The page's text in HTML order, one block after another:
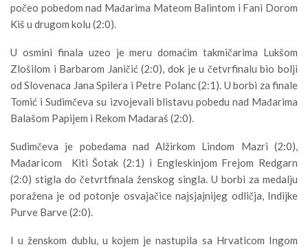
počeo pobedom nad Mađarima Mateom Balintom i Fani Dorom
Kiš u drugom kolu (2:0).
U osmini finala uzeo je meru domaćim takmičarima Lukšom
Zlošilom i Barbarom Janičić (2:0), dok je u četvrfinalu bio bolji
od Slovenaca Jana Spilera i Petre Polanc (2:1). U borbi za finale
Tomić i Sudimčeva su izvojevali blistavu pobedu nad Mađarima
Balašom Papijem i Rekom Madaraš (2:0).
Sudimčeva je pobedama nad Alžirkom Lindom Mazri (2:0),
Mađaricom Kiti Šotak (2:1) i Engleskinjom Frejom Redgarn
(2:0) stigla do četvrtfinala ženskog singla. U borbi za medalju
poražena je od potonje osvajačice najsjajnijeg odličja, Indijke
Purve Barve (2:0).
I u ženskom dublu, u kojem je nastupila sa Hrvaticom Ingom